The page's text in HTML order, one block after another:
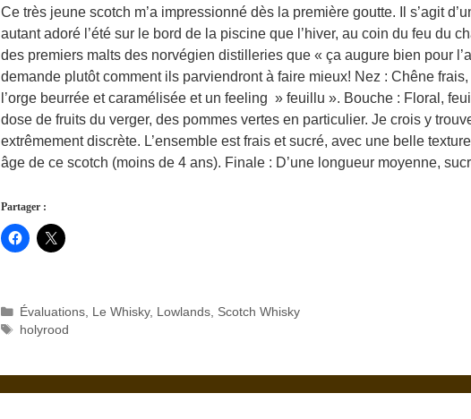
Ce très jeune scotch m’a impressionné dès la première goutte. Il s’agit
autant adoré l’été sur le bord de la piscine que l’hiver, au coin du feu du
des premiers malts des norvégien distilleries que « ça augure bien pour
demande plutôt comment ils parviendront à faire mieux! Nez : Chêne
l’orge beurrée et caramélisée et un feeling » feuillu ». Bouche : Floral,
dose de fruits du verger, des pommes vertes en particulier. Je crois y
extrêmement discrète. L’ensemble est frais et sucré, avec une belle
âge de ce scotch (moins de 4 ans). Finale : D’une longueur moyenne,
Partager :
Catégories
Évaluations, Le Whisky, Lowlands, Scotch Whisky
Étiquettes
holyrood